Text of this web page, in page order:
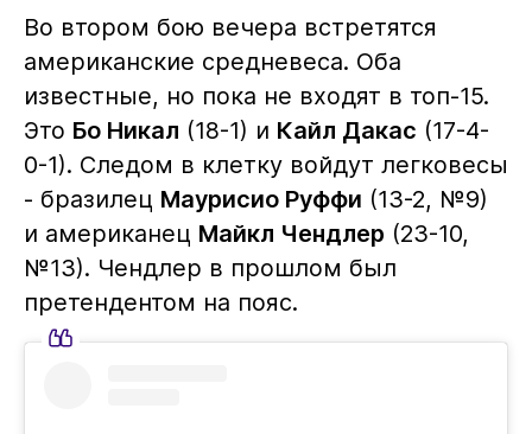
Во втором бою вечера встретятся
американские средневеса. Оба
известные, но пока не входят в топ-15.
Это Бо Никал (18-1) и Кайл Дакас (17-4-
0-1). Следом в клетку войдут легковесы
- бразилец Маурисио Руффи (13-2, №9)
и американец Майкл Чендлер (23-10,
№13). Чендлер в прошлом был
претендентом на пояс.